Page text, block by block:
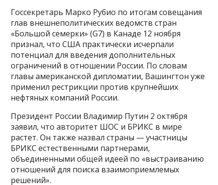
Госсекретарь Марко Рубио по итогам совещания
глав внешнеполитических ведомств стран
«Большой семерки» (G7) в Канаде 12 ноября
признал, что США практически исчерпали
потенциал для введения дополнительных
ограничений в отношении России. По словам
главы американской дипломатии, Вашингтон уже
применил рестрикции против крупнейших
нефтяных компаний России.
Президент России Владимир Путин 2 октября
заявил, что авторитет ШОС и БРИКС в мире
растет. Он также назвал страны — участницы
БРИКС естественными партнерами,
объединенными общей идеей по «выстраиванию
отношений для поиска взаимоприемлемых
решений».